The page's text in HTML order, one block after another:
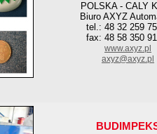
POLSKA - CALY
Biuro AXYZ
tel.: 48 32 259
fax: 48 58 350
www.axyz.pl
axyz@axyz.pl